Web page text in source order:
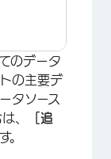
のデータ
の主要デ
タソース
、
［追
。